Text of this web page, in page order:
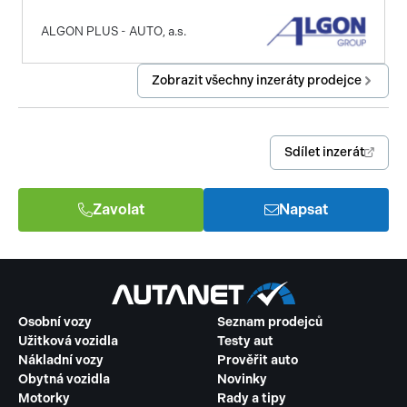
ALGON PLUS - AUTO, a.s.
Zobrazit všechny inzeráty prodejce
Sdílet inzerát
Zavolat Napsat
Osobní vozy
Užitková vozidla
Nákladní vozy
Obytná vozidla
Motorky
Seznam prodejců
Testy aut
Prověřit auto
Novinky
Rady a tipy